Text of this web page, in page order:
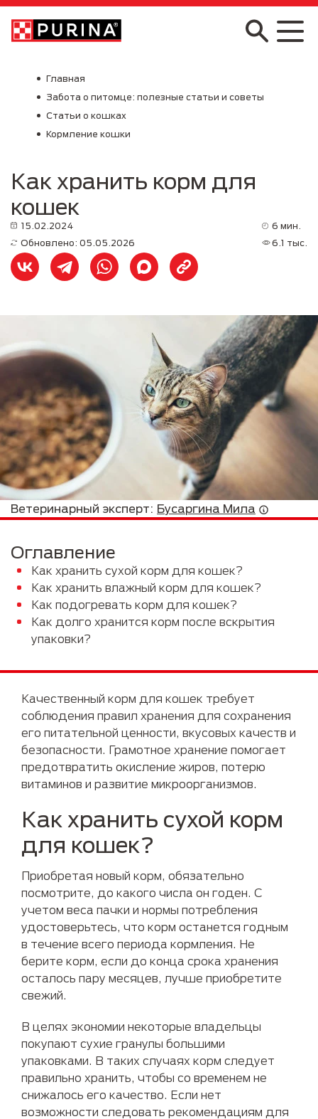
Skip to main content
Главная
Забота о питомце: полезные статьи и советы
Статьи о кошках
Кормление кошки
Как хранить корм для
кошек
15.02.2024
6 мин.
Обновлено: 05.05.2026
6.1 тыс.
Ветеринарный эксперт: Бусаргина Мила
Оглавление
Как хранить сухой корм для кошек?
Как хранить влажный корм для кошек?
Как подогревать корм для кошек?
Как долго хранится корм после вскрытия
упаковки?
Качественный корм для кошек требует
соблюдения правил хранения для сохранения
его питательной ценности, вкусовых качеств и
безопасности. Грамотное хранение помогает
предотвратить окисление жиров, потерю
витаминов и развитие микроорганизмов.
Как хранить сухой корм
для кошек?
Приобретая новый корм, обязательно
посмотрите, до какого числа он годен. С
учетом веса пачки и нормы потребления
удостоверьтесь, что корм останется годным
в течение всего периода кормления. Не
берите корм, если до конца срока хранения
осталось пару месяцев, лучше приобретите
свежий.
В целях экономии некоторые владельцы
покупают сухие гранулы большими
упаковками. В таких случаях корм следует
правильно хранить, чтобы со временем не
снижалось его качество. Если нет
возможности следовать рекомендациям для